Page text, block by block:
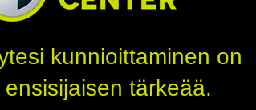
Jaa
kunnioittaminen on
ensisijaisen tärkeää.